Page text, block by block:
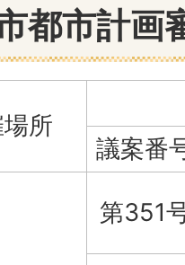
都市計画
所
議案番
第351